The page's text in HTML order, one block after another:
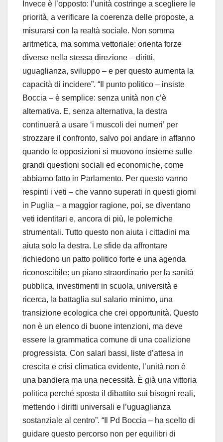
Invece è l’opposto: l’unità costringe a scegliere le
priorità, a verificare la coerenza delle proposte, a
misurarsi con la realtà sociale. Non somma
aritmetica, ma somma vettoriale: orienta forze
diverse nella stessa direzione – diritti,
uguaglianza, sviluppo – e per questo aumenta la
capacità di incidere”. “Il punto politico – insiste
Boccia – è semplice: senza unità non c’è
alternativa. E, senza alternativa, la destra
continuerà a usare ‘i muscoli dei numeri’ per
strozzare il confronto, salvo poi andare in affanno
quando le opposizioni si muovono insieme sulle
grandi questioni sociali ed economiche, come
abbiamo fatto in Parlamento. Per questo vanno
respinti i veti – che vanno superati in questi giorni
in Puglia – a maggior ragione, poi, se diventano
veti identitari e, ancora di più, le polemiche
strumentali. Tutto questo non aiuta i cittadini ma
aiuta solo la destra. Le sfide da affrontare
richiedono un patto politico forte e una agenda
riconoscibile: un piano straordinario per la sanità
pubblica, investimenti in scuola, università e
ricerca, la battaglia sul salario minimo, una
transizione ecologica che crei opportunità. Questo
non è un elenco di buone intenzioni, ma deve
essere la grammatica comune di una coalizione
progressista. Con salari bassi, liste d’attesa in
crescita e crisi climatica evidente, l’unità non è
una bandiera ma una necessità. È già una vittoria
politica perché sposta il dibattito sui bisogni reali,
mettendo i diritti universali e l’uguaglianza
sostanziale al centro”. “Il Pd Boccia – ha scelto di
guidare questo percorso non per equilibri di